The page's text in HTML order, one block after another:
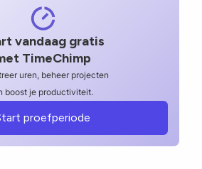
vandaag gratis
TimeChimp
uren, beheer projecten
boost je productiviteit.
proefperiode